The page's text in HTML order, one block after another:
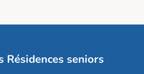
Résidences seniors